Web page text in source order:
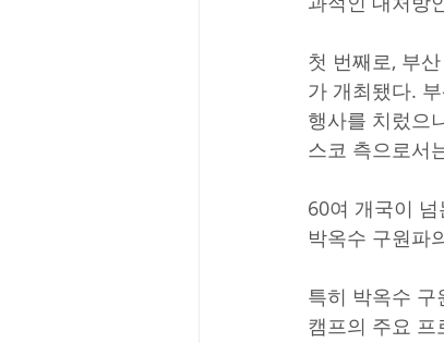
첫 번째로, 부
가 개최됐다.
행사를 치렀으
스코 측으로서
60여 개국이
박옥수 구원파
특히 박옥수
캠프의 주요